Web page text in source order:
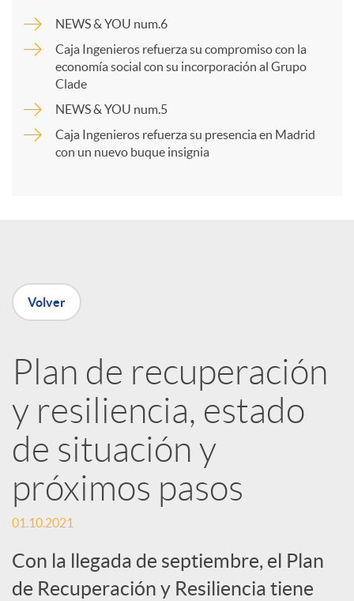
a
t
e
n
R
e
d
e
s
NEWS & YOU num.6
Caja Ingenieros refuerza su compromiso con la
economía social con su incorporación al Grupo
Clade
NEWS & YOU num.5
Caja Ingenieros refuerza su presencia en Madrid
con un nuevo buque insignia
Volver
Plan de recuperación
y resiliencia, estado
de situación y
próximos pasos
01.10.2021
Con la llegada de septiembre, el Plan
de Recuperación y Resiliencia tiene